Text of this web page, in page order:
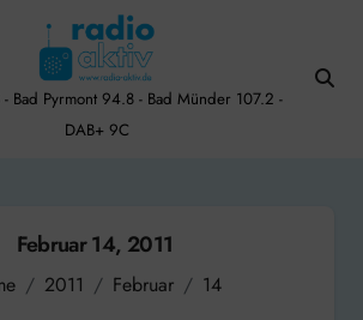
Bad Pyrmont 94.8 - Bad Münder 107.2 -
DAB+ 9C
Februar 14, 2011
2011 Februar 14